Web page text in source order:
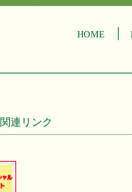
HOME
関連リンク